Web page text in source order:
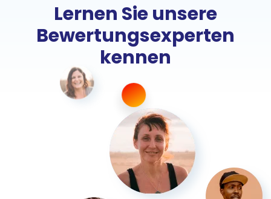
Lernen Sie unsere
Bewertungsexperten
kennen